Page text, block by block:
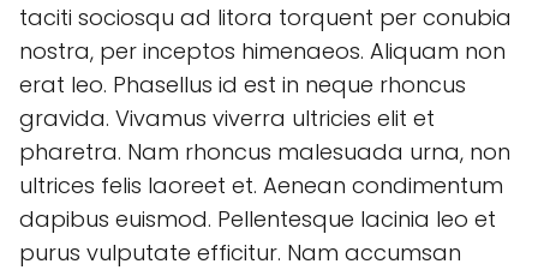
taciti sociosqu ad litora torquent per conubia
nostra, per inceptos himenaeos. Aliquam non
erat leo. Phasellus id est in neque rhoncus
gravida. Vivamus viverra ultricies elit et
pharetra. Nam rhoncus malesuada urna, non
ultrices felis laoreet et. Aenean condimentum
dapibus euismod. Pellentesque lacinia leo et
purus vulputate efficitur. Nam accumsan